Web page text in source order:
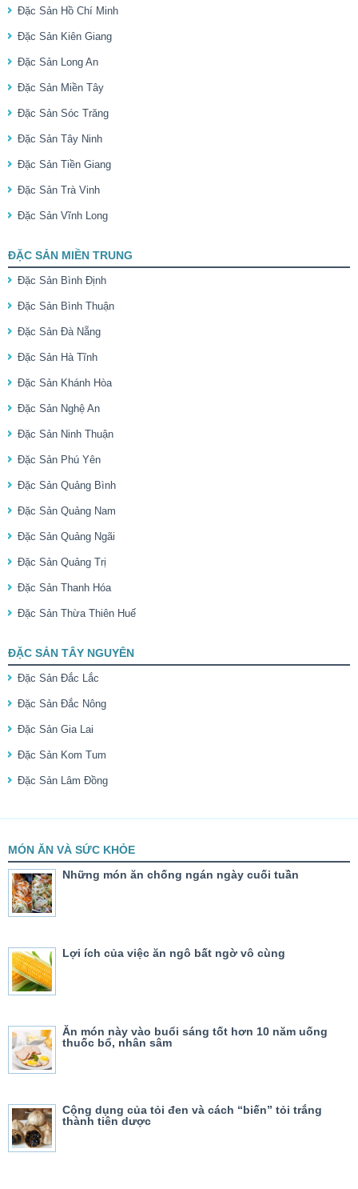
Đặc Sản Hồ Chí Minh
Đặc Sản Kiên Giang
Đặc Sản Long An
Đặc Sản Miền Tây
Đặc Sản Sóc Trăng
Đặc Sản Tây Ninh
Đặc Sản Tiền Giang
Đặc Sản Trà Vinh
Đặc Sản Vĩnh Long
ĐẶC SẢN MIỀN TRUNG
Đặc Sản Bình Định
Đặc Sản Bình Thuận
Đặc Sản Đà Nẵng
Đặc Sản Hà Tĩnh
Đặc Sản Khánh Hòa
Đặc Sản Nghệ An
Đặc Sản Ninh Thuận
Đặc Sản Phú Yên
Đặc Sản Quảng Bình
Đặc Sản Quảng Nam
Đặc Sản Quảng Ngãi
Đặc Sản Quảng Trị
Đặc Sản Thanh Hóa
Đặc Sản Thừa Thiên Huế
ĐẶC SẢN TÂY NGUYÊN
Đặc Sản Đắc Lắc
Đặc Sản Đắc Nông
Đặc Sản Gia Lai
Đặc Sản Kom Tum
Đặc Sản Lâm Đồng
MÓN ĂN VÀ SỨC KHỎE
Những món ăn chống ngán ngày cuối tuần
Lợi ích của việc ăn ngô bất ngờ vô cùng
Ăn món này vào buổi sáng tốt hơn 10 năm uống
thuốc bổ, nhân sâm
Cộng dụng của tỏi đen và cách “biến” tỏi trắng
thành tiên dược